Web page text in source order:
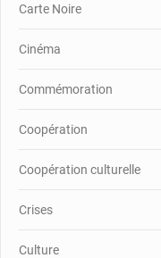
Carte Noire
Cinéma
Commémoration
Coopération
Coopération culturelle
Crises
Culture